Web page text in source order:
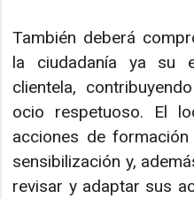
También deberá
la ciudadanía ya su
clientela,
ocio respetuoso. El
acciones de
sensibilización y,
revisar y adaptar sus